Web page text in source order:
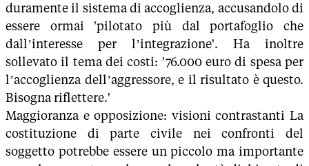
duramente il sistema di accoglienza, accusandolo di
essere ormai 'pilotato più dal portafoglio che
dall’interesse per l’integrazione'. Ha inoltre
sollevato il tema dei costi: '76.000 euro di spesa per
l’accoglienza dell’aggressore, e il risultato è questo.
Bisogna riflettere.'
Maggioranza e opposizione: visioni contrastanti La
costituzione di parte civile nei confronti del
soggetto potrebbe essere un piccolo ma importante